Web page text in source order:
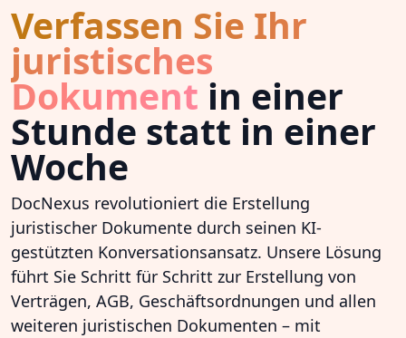
Verfassen Sie Ihr
juristisches
Dokument in einer
Stunde statt in einer
Woche
DocNexus revolutioniert die Erstellung
juristischer Dokumente durch seinen KI-
gestützten Konversationsansatz. Unsere Lösung
führt Sie Schritt für Schritt zur Erstellung von
Verträgen, AGB, Geschäftsordnungen und allen
weiteren juristischen Dokumenten – mit